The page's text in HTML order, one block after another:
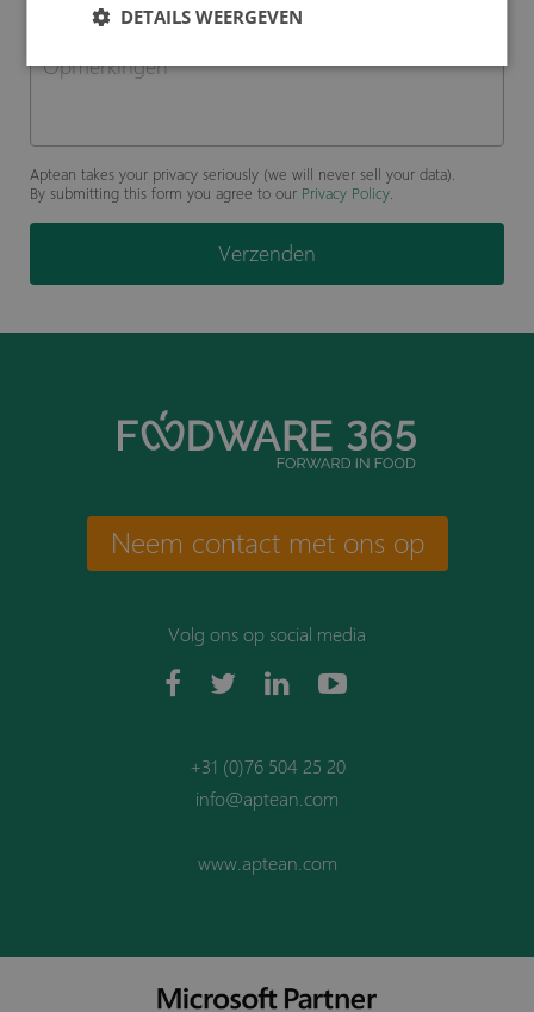
Aptean takes your privacy seriously (we will never sell your data).
By submitting this form you agree to our Privacy Policy
Verzenden
Neem contact met ons op
Volg ons op social media
+31 (0)76 504 25 20
info@aptean.com
www.aptean.com
DETAILS WEERGEVEN